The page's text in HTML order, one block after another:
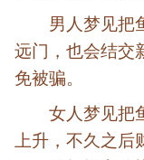
男人梦见把
远门，也会结交
免被骗。
女人梦见把
上升，不久之后